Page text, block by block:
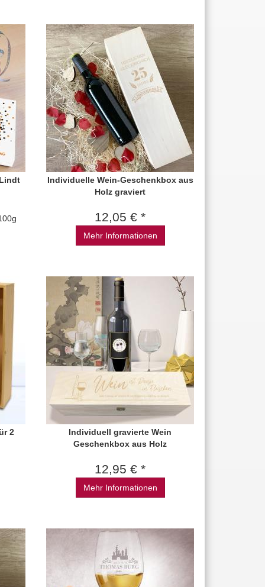
Individuelle Wein-Geschenkbox aus
Holz graviert
12,05 € *
Mehr Informationen
2
Individuell gravierte Wein
Geschenkbox aus Holz
12,95 € *
Mehr Informationen